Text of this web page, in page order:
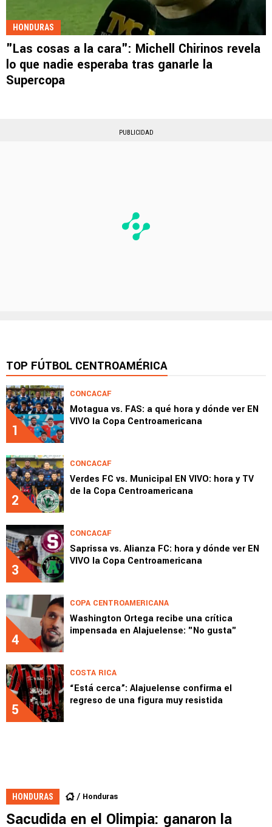
HONDURAS
"Las cosas a la cara": Michell Chirinos revela
lo que nadie esperaba tras ganarle la
Supercopa
PUBLICIDAD
TOP FÚTBOL CENTROAMÉRICA
1
CONCACAF
Motagua vs. FAS: a qué hora y dónde ver EN
VIVO la Copa Centroamericana
2
CONCACAF
Verdes FC vs. Municipal EN VIVO: hora y TV
de la Copa Centroamericana
3
CONCACAF
Saprissa vs. Alianza FC: hora y dónde ver EN
VIVO la Copa Centroamericana
4
COPA CENTROAMERICANA
Washington Ortega recibe una crítica
impensada en Alajuelense: "No gusta"
5
COSTA RICA
“Está cerca”: Alajuelense confirma el
regreso de una figura muy resistida
HONDURAS Honduras
Sacudida en el Olimpia: ganaron la